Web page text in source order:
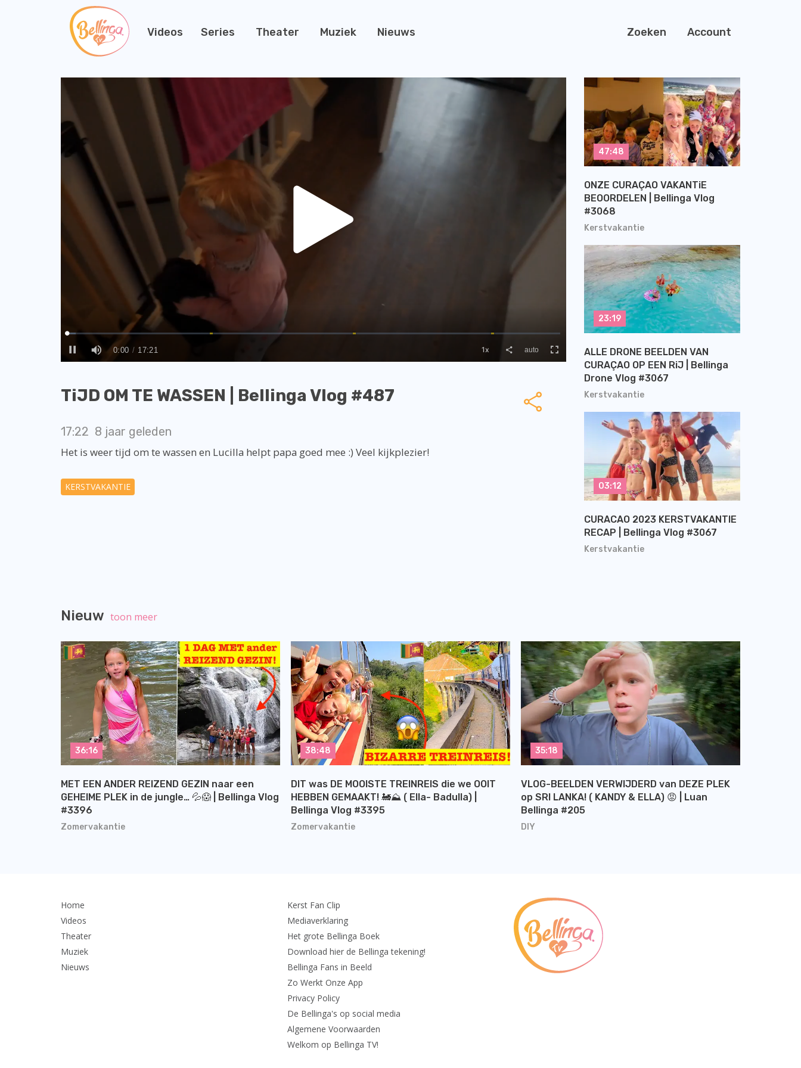
Videos Series Theater Muziek Nieuws Zoeken Account
TiJD OM TE WASSEN | Bellinga Vlog #487
17:22 8 jaar geleden
Het is weer tijd om te wassen en Lucilla helpt papa goed mee :) Veel kijkplezier!
KERSTVAKANTIE
Kerstvakantie
ONZE CURAÇAO VAKANTiE
BEOORDELEN | Bellinga Vlog
#3068
47:48
Kerstvakantie
ALLE DRONE BEELDEN VAN
CURAÇAO OP EEN RiJ | Bellinga
Drone Vlog #3067
23:19
Kerstvakantie
CURACAO 2023 KERSTVAKANTIE
RECAP | Bellinga Vlog #3067
03:12
Nieuw toon meer
Zomervakantie
MET EEN ANDER REIZEND GEZIN naar een
GEHEIME PLEK in de jungle… 💦😱 | Bellinga Vlog
#3396
36:16
Zomervakantie
DIT was DE MOOISTE TREINREIS die we OOIT
HEBBEN GEMAAKT! 🚂⛰️ ( Ella- Badulla) |
Bellinga Vlog #3395
38:48
DIY
VLOG-BEELDEN VERWIJDERD van DEZE PLEK
op SRI LANKA! ( KANDY & ELLA) 😡 | Luan
Bellinga #205
35:18
Home
Videos
Theater
Muziek
Nieuws
Kerst Fan Clip
Mediaverklaring
Het grote Bellinga Boek
Download hier de Bellinga tekening!
Bellinga Fans in Beeld
Zo Werkt Onze App
Privacy Policy
De Bellinga's op social media
Algemene Voorwaarden
Welkom op Bellinga TV!